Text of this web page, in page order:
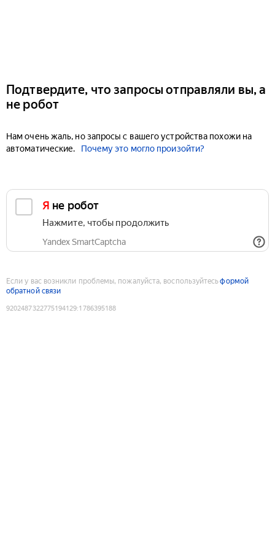
Подтвердите, что запросы отправляли вы, а
не робот
Нам очень жаль, но запросы с вашего устройства похожи на
автоматические.
Почему это могло произойти?
Я не робот
Нажмите, чтобы продолжить
Yandex SmartCaptcha
Если у вас возникли проблемы, пожалуйста, воспользуйтесьформой
обратной связи
9202487322775194129:1786395188